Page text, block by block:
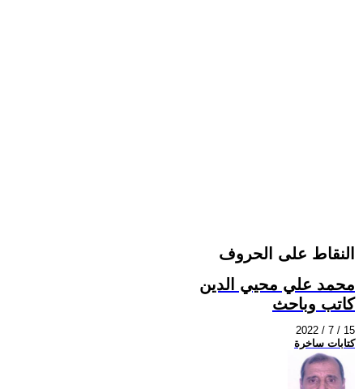
النقاط على الحروف
محمد علي محيي الدين
كاتب وباحث
2022 / 7 / 15
كتابات ساخرة